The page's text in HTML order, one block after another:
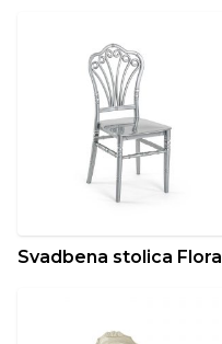
Svadbena stolica Flora